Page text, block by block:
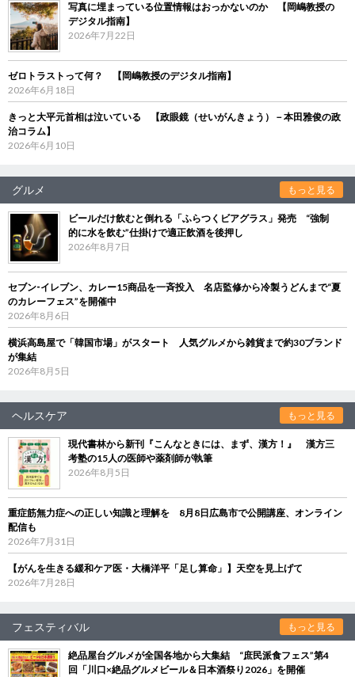
写真に埋まっている位置情報はおっかないのか 【岡嶋教授の
デジタル指南】
2026年7月22日
ゼロトラストって何？ 【岡嶋教授のデジタル指南】
2026年6月18日
きっと大平元首相は泣いている 【政眼鏡（せいがんきょう）－本田雅俊の政
治コラム】
2026年6月10日
グルメ もっと見る
ビールだけ飲むと倒れる「ふらつくビアグラス」発売 “強制
的に水を飲む”仕掛けで適正飲酒を後押し
2026年8月7日
セブン‐イレブン、カレー15商品を一斉投入 名店監修から冷製うどんまで“夏
のカレーフェス”を開催中
2026年8月6日
横浜高島屋で「韓国市場」がスタート 人気グルメから雑貨まで約30ブランド
が集結
2026年8月5日
ヘルスケア もっと見る
現代書林から新刊『こんなときには、まず、漢方！』 漢方三
考塾の15人の医師や薬剤師が執筆
2026年8月5日
重症筋無力症への正しい知識と理解を 8月8日広島市で公開講座、オンライン
配信も
2026年7月31日
【がんを生きる緩和ケア医・大橋洋平「足し算命」】天空を見上げて
2026年7月28日
フェスティバル もっと見る
絶品屋台グルメが全国各地から大集結 “庶民派食フェス”第4
回「川口×絶品グルメビール＆日本酒祭り2026」を開催